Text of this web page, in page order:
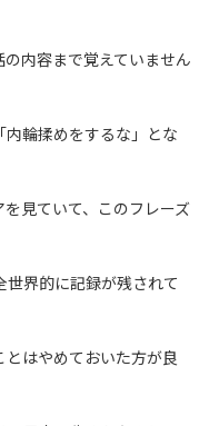
内容まで覚えていません
輪揉めをするな」とな
見ていて、このフレーズ
界的に記録が残されて
はやめておいた方が良